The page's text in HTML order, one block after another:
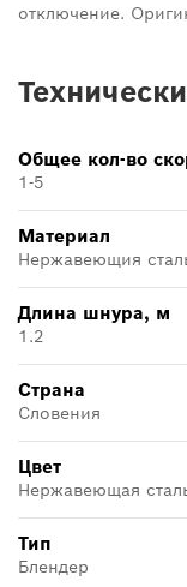
отключение.
Общее кол-во
1-5
Материал
Нержавеющия
Длина шнура, м
1.2
Страна
Словения
Цвет
Нержавеющая
Тип
Блендер